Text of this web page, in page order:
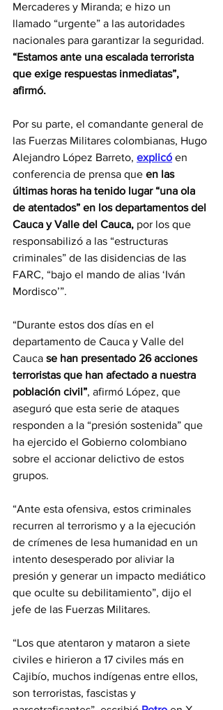
Mercaderes y Miranda; e hizo un
llamado “urgente” a las autoridades
nacionales para garantizar la seguridad.
“Estamos ante una escalada terrorista
que exige respuestas inmediatas”,
afirmó.
Por su parte, el comandante general de
las Fuerzas Militares colombianas, Hugo
Alejandro López Barreto, explicó en
conferencia de prensa que en las
últimas horas ha tenido lugar “una ola
de atentados” en los departamentos del
Cauca y Valle del Cauca, por los que
responsabilizó a las “estructuras
criminales” de las disidencias de las
FARC, “bajo el mando de alias ‘Iván
Mordisco’”.
“Durante estos dos días en el
departamento de Cauca y Valle del
Cauca se han presentado 26 acciones
terroristas que han afectado a nuestra
población civil”, afirmó López, que
aseguró que esta serie de ataques
responden a la “presión sostenida” que
ha ejercido el Gobierno colombiano
sobre el accionar delictivo de estos
grupos.
“Ante esta ofensiva, estos criminales
recurren al terrorismo y a la ejecución
de crímenes de lesa humanidad en un
intento desesperado por aliviar la
presión y generar un impacto mediático
que oculte su debilitamiento”, dijo el
jefe de las Fuerzas Militares.
“Los que atentaron y mataron a siete
civiles e hirieron a 17 civiles más en
Cajibío, muchos indígenas entre ellos,
son terroristas, fascistas y